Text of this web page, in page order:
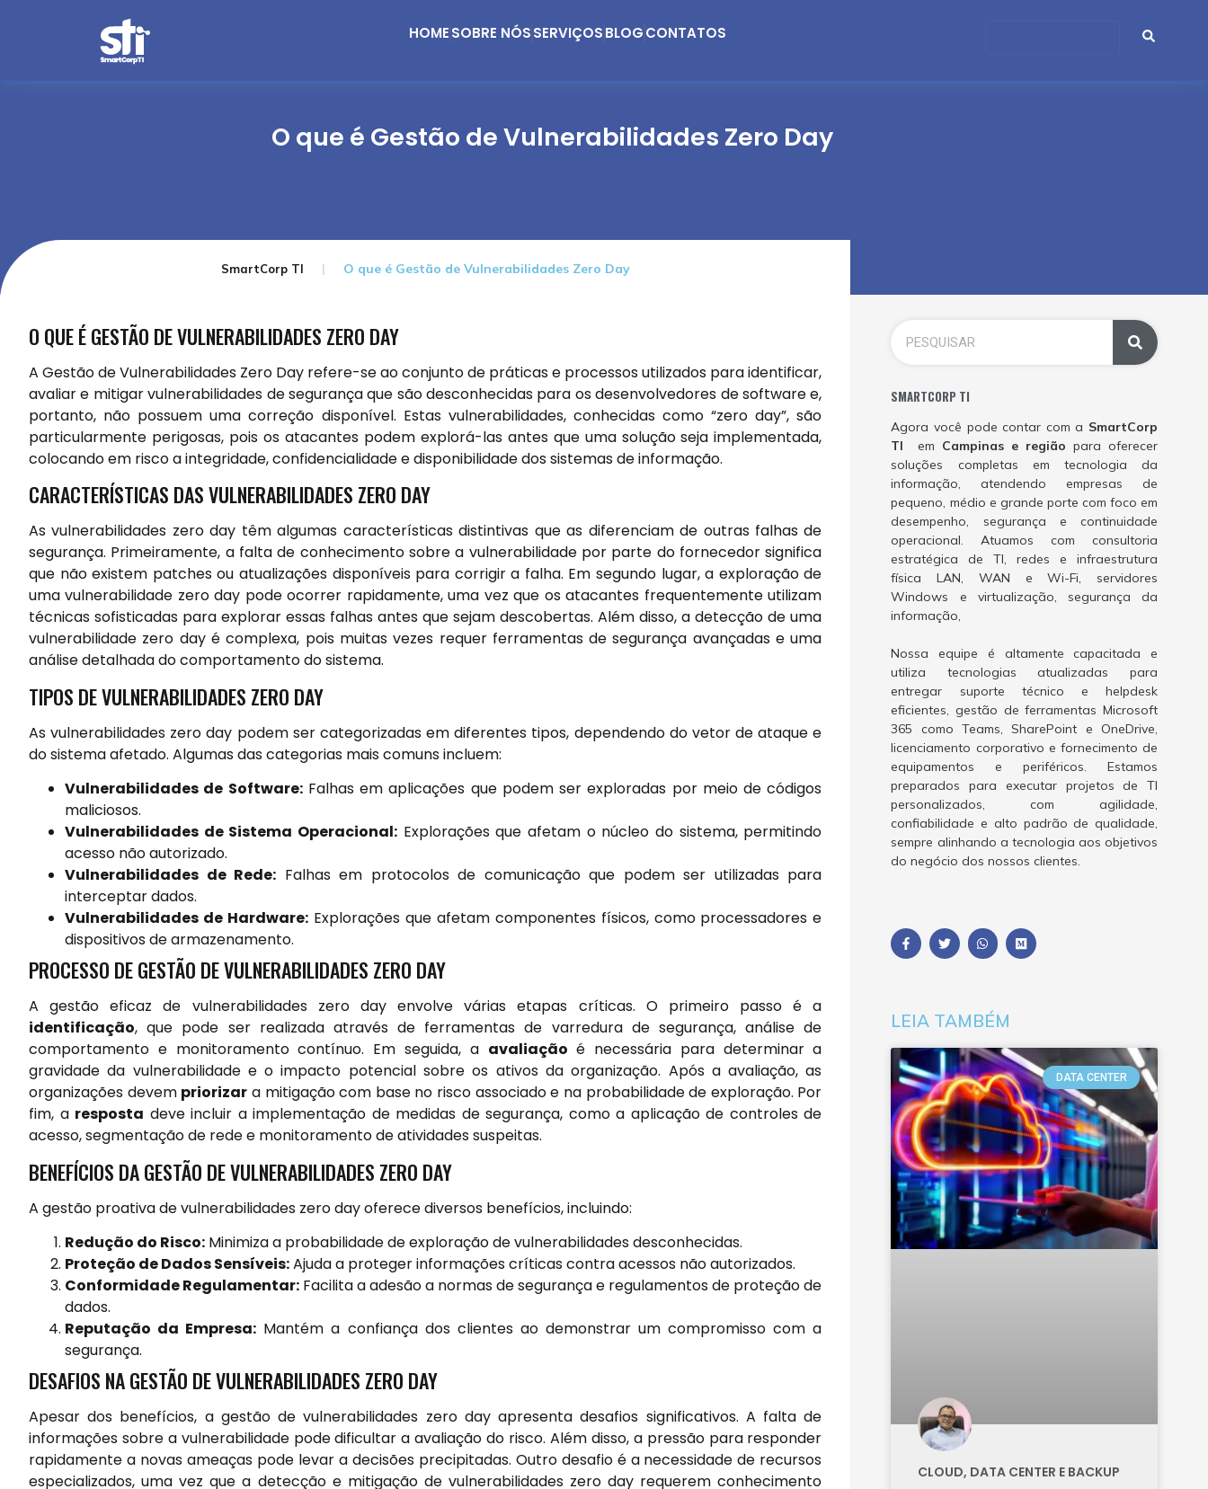
HOMESOBRE NÓSSERVIÇOSBLOGCONTATOS
O que é Gestão de Vulnerabilidades Zero Day
SmartCorp TI O que é Gestão de Vulnerabilidades Zero Day
O QUE É GESTÃO DE VULNERABILIDADES ZERO DAY
A Gestão de Vulnerabilidades Zero Day refere-se ao conjunto de práticas e processos utilizados para identificar,
avaliar e mitigar vulnerabilidades de segurança que são desconhecidas para os desenvolvedores de software e,
portanto, não possuem uma correção disponível. Estas vulnerabilidades, conhecidas como “zero day”, são
particularmente perigosas, pois os atacantes podem explorá-las antes que uma solução seja implementada,
colocando em risco a integridade, confidencialidade e disponibilidade dos sistemas de informação.
CARACTERÍSTICAS DAS VULNERABILIDADES ZERO DAY
As vulnerabilidades zero day têm algumas características distintivas que as diferenciam de outras falhas de
segurança. Primeiramente, a falta de conhecimento sobre a vulnerabilidade por parte do fornecedor significa
que não existem patches ou atualizações disponíveis para corrigir a falha. Em segundo lugar, a exploração de
uma vulnerabilidade zero day pode ocorrer rapidamente, uma vez que os atacantes frequentemente utilizam
técnicas sofisticadas para explorar essas falhas antes que sejam descobertas. Além disso, a detecção de uma
vulnerabilidade zero day é complexa, pois muitas vezes requer ferramentas de segurança avançadas e uma
análise detalhada do comportamento do sistema.
TIPOS DE VULNERABILIDADES ZERO DAY
As vulnerabilidades zero day podem ser categorizadas em diferentes tipos, dependendo do vetor de ataque e
do sistema afetado. Algumas das categorias mais comuns incluem:
Vulnerabilidades de Software:Falhas em aplicações que podem ser exploradas por meio de códigos
maliciosos.
Vulnerabilidades de Sistema Operacional: Explorações que afetam o núcleo do sistema, permitindo
acesso não autorizado.
Vulnerabilidades de Rede: Falhas em protocolos de comunicação que podem ser utilizadas para
interceptar dados.
Vulnerabilidades de Hardware:Explorações que afetam componentes físicos, como processadores e
dispositivos de armazenamento.
PROCESSO DE GESTÃO DE VULNERABILIDADES ZERO DAY
A gestão eficaz de vulnerabilidades zero day envolve várias etapas críticas. O primeiro passo é a
identificação, que pode ser realizada através de ferramentas de varredura de segurança, análise de
comportamento e monitoramento contínuo. Em seguida, a avaliação é necessária para determinar a
gravidade da vulnerabilidade e o impacto potencial sobre os ativos da organização. Após a avaliação, as
organizações devem priorizar a mitigação com base no risco associado e na probabilidade de exploração. Por
fim, a resposta deve incluir a implementação de medidas de segurança, como a aplicação de controles de
acesso, segmentação de rede e monitoramento de atividades suspeitas.
BENEFÍCIOS DA GESTÃO DE VULNERABILIDADES ZERO DAY
A gestão proativa de vulnerabilidades zero day oferece diversos benefícios, incluindo:
Redução do Risco: Minimiza a probabilidade de exploração de vulnerabilidades desconhecidas.
Proteção de Dados Sensíveis:Ajuda a proteger informações críticas contra acessos não autorizados.
Conformidade Regulamentar: Facilita a adesão a normas de segurança e regulamentos de proteção de
dados.
Reputação da Empresa: Mantém a confiança dos clientes ao demonstrar um compromisso com a
segurança.
DESAFIOS NA GESTÃO DE VULNERABILIDADES ZERO DAY
Apesar dos benefícios, a gestão de vulnerabilidades zero day apresenta desafios significativos. A falta de
informações sobre a vulnerabilidade pode dificultar a avaliação do risco. Além disso, a pressão para responder
rapidamente a novas ameaças pode levar a decisões precipitadas. Outro desafio é a necessidade de recursos
especializados, uma vez que a detecção e mitigação de vulnerabilidades zero day requerem conhecimento
SMARTCORP TI
Agora você pode contar com a SmartCorp
TI em Campinas e região para oferecer
soluções completas em tecnologia da
informação, atendendo empresas de
pequeno, médio e grande porte com foco em
desempenho, segurança e continuidade
operacional. Atuamos com consultoria
estratégica de TI, redes e infraestrutura
física LAN, WAN e Wi-Fi, servidores
Windows e virtualização, segurança da
informação,
Nossa equipe é altamente capacitada e
utiliza tecnologias atualizadas para
entregar suporte técnico e helpdesk
eficientes, gestão de ferramentas Microsoft
365 como Teams, SharePoint e OneDrive,
licenciamento corporativo e fornecimento de
equipamentos e periféricos. Estamos
preparados para executar projetos de TI
personalizados, com agilidade,
confiabilidade e alto padrão de qualidade,
sempre alinhando a tecnologia aos objetivos
do negócio dos nossos clientes.
LEIA TAMBÉM
DATA CENTER
CLOUD, DATA CENTER E BACKUP